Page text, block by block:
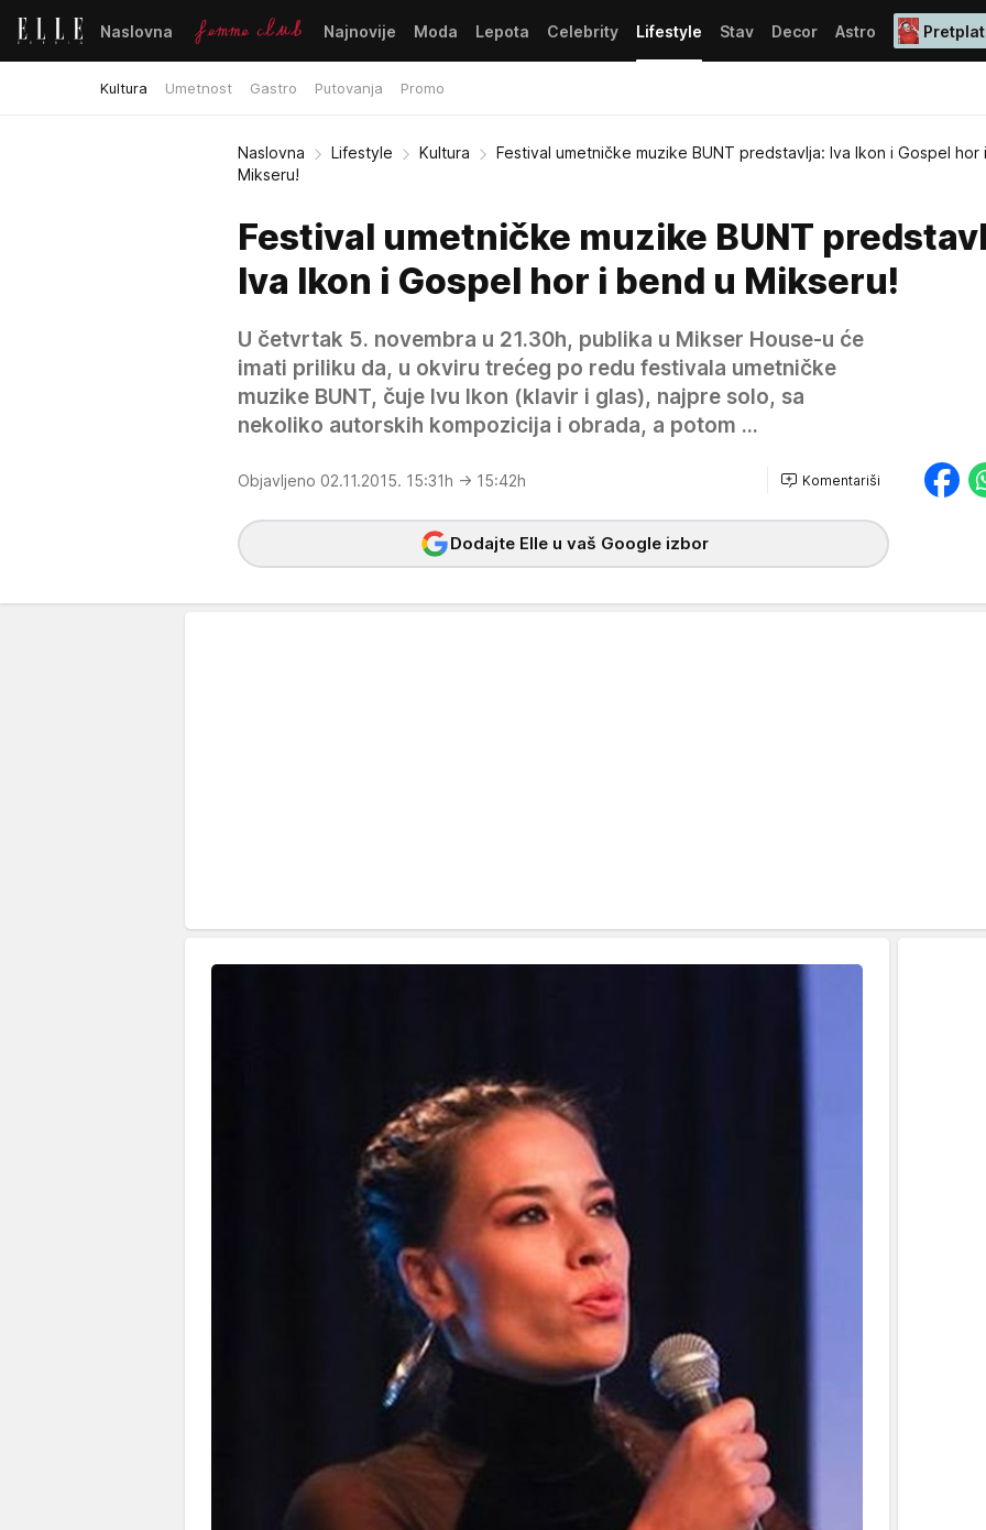
Naslovna Najnovije Moda Lepota Celebrity Lifestyle
Kultura Umetnost Gastro Putovanja Promo
Stav Decor Astro
Naslovna Lifestyle Kultura
Festival umetničke muzike BUNT predstavlja: Iva Ikon i Gospel hor
Mikseru!
Festival umetničke muzike BUNT
Iva Ikon i Gospel hor i bend u Mikseru!
U četvrtak 5. novembra u 21.30h, publika u Mikser House-u će
imati priliku da, u okviru trećeg po redu festivala umetničke
muzike BUNT, čuje Ivu Ikon (klavir i glas), najpre solo, sa
nekoliko autorskih kompozicija i obrada, a potom ...
Objavljeno 02.11.2015. 15:31h → 15:42h Komentariši
Dodajte Elle u vaš Google izbor